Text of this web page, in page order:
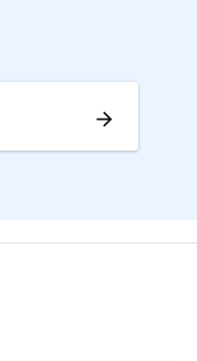
arrow_forward